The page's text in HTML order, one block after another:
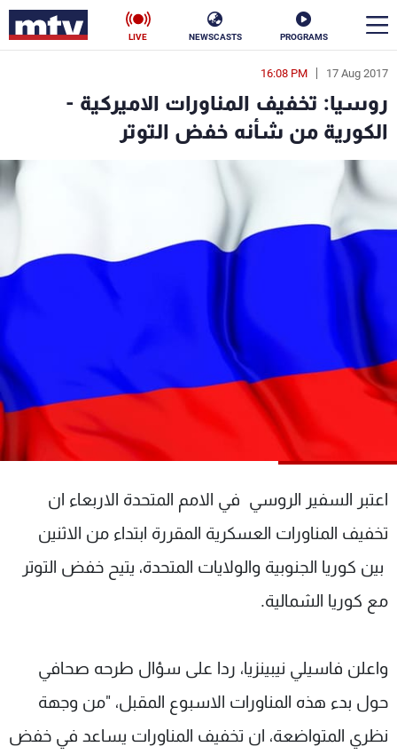
PROGRAMS
NEWSCASTS
LIVE
17 Aug 2017
16:08 PM
روسيا: تخفيف المناورات الاميركية -
الكورية من شأنه خفض التوتر
اعتبر السفير الروسي في الامم المتحدة الاربعاء ان
تخفيف المناورات العسكرية المقررة ابتداء من الاثنين
بين كوريا الجنوبية والولايات المتحدة، يتيح خفض التوتر
مع كوريا الشمالية.
واعلن فاسيلي نيبينزيا، ردا على سؤال طرحه صحافي
حول بدء هذه المناورات الاسبوع المقبل، "من وجهة
نظري المتواضعة، ان تخفيف المناورات يساعد في خفض
en
الأخبار
سياسة
إقتصاد
منوعات رياضة
البرامج
جدول البرامج
عن MTV
لاعلاناتكم
وظائف
شروط الإسـتخدام